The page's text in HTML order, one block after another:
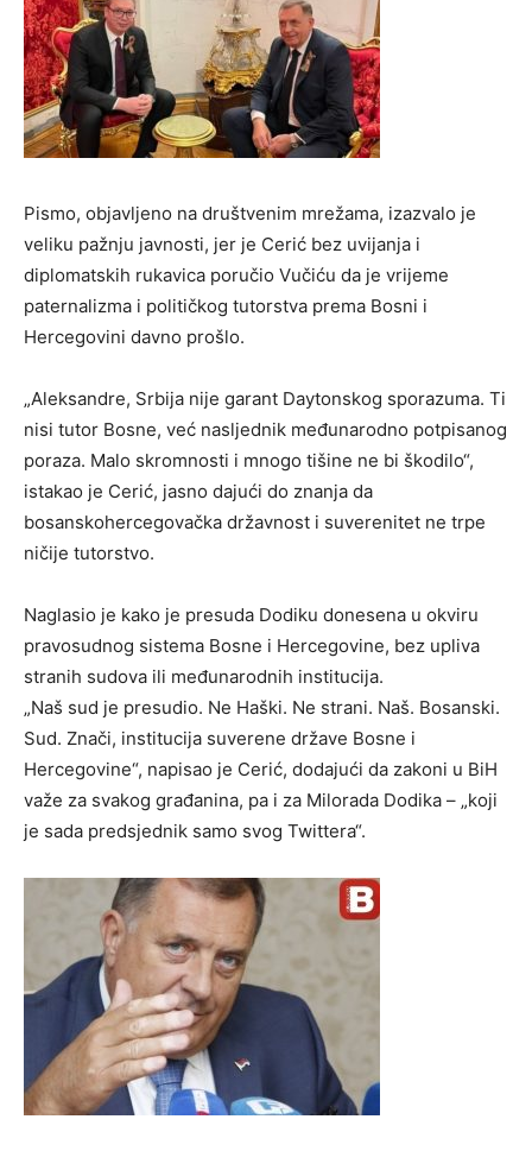
Pismo, objavljeno na društvenim mrežama, izazvalo je
veliku pažnju javnosti, jer je Cerić bez uvijanja i
diplomatskih rukavica poručio Vučiću da je vrijeme
paternalizma i političkog tutorstva prema Bosni i
Hercegovini davno prošlo.
„Aleksandre, Srbija nije garant Daytonskog sporazuma. Ti
nisi tutor Bosne, već nasljednik međunarodno potpisanog
poraza. Malo skromnosti i mnogo tišine ne bi škodilo“,
istakao je Cerić, jasno dajući do znanja da
bosanskohercegovačka državnost i suverenitet ne trpe
ničije tutorstvo.
Naglasio je kako je presuda Dodiku donesena u okviru
pravosudnog sistema Bosne i Hercegovine, bez upliva
stranih sudova ili međunarodnih institucija.
„Naš sud je presudio. Ne Haški. Ne strani. Naš. Bosanski.
Sud. Znači, institucija suverene države Bosne i
Hercegovine“, napisao je Cerić, dodajući da zakoni u BiH
važe za svakog građanina, pa i za Milorada Dodika – „koji
je sada predsjednik samo svog Twittera“.